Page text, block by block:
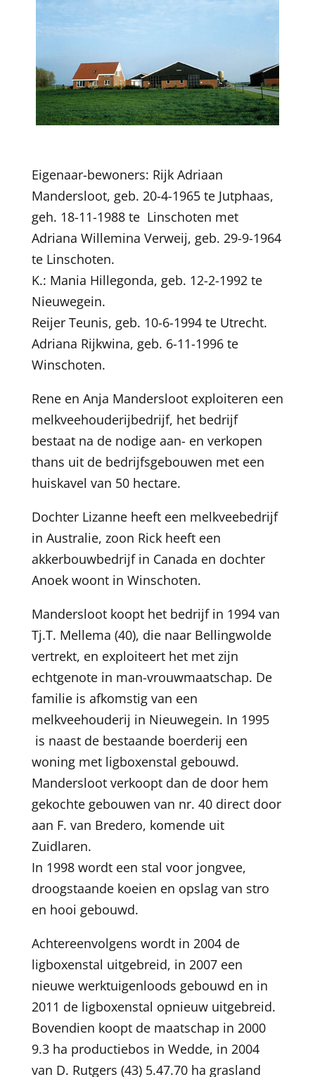
Eigenaar-bewoners: Rijk Adriaan
Mandersloot, geb. 20-4-1965 te Jutphaas,
geh. 18-11-1988 te Linschoten met
Adriana Willemina Verweij, geb. 29-9-1964
te Linschoten.
K.: Mania Hillegonda, geb. 12-2-1992 te
Nieuwegein.
Reijer Teunis, geb. 10-6-1994 te Utrecht.
Adriana Rijkwina, geb. 6-11-1996 te
Winschoten.
Rene en Anja Mandersloot exploiteren een
melkveehouderijbedrijf, het bedrijf
bestaat na de nodige aan- en verkopen
thans uit de bedrijfsgebouwen met een
huiskavel van 50 hectare.
Dochter Lizanne heeft een melkveebedrijf
in Australie, zoon Rick heeft een
akkerbouwbedrijf in Canada en dochter
Anoek woont in Winschoten.
Mandersloot koopt het bedrijf in 1994 van
Tj.T. Mellema (40), die naar Bellingwolde
vertrekt, en exploiteert het met zijn
echtgenote in man-vrouwmaatschap. De
familie is afkomstig van een
melkveehouderij in Nieuwegein. In 1995
is naast de bestaande boerderij een
woning met ligboxenstal gebouwd.
Mandersloot verkoopt dan de door hem
gekochte gebouwen van nr. 40 direct door
aan F. van Bredero, komende uit
Zuidlaren.
In 1998 wordt een stal voor jongvee,
droogstaande koeien en opslag van stro
en hooi gebouwd.
Achtereenvolgens wordt in 2004 de
ligboxenstal uitgebreid, in 2007 een
nieuwe werktuigenloods gebouwd en in
2011 de ligboxenstal opnieuw uitgebreid.
Bovendien koopt de maatschap in 2000
9.3 ha productiebos in Wedde, in 2004
van D. Rutgers (43) 5.47.70 ha grasland